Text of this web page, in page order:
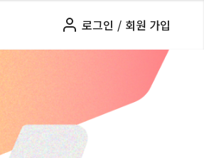
로그인 / 회원 가입